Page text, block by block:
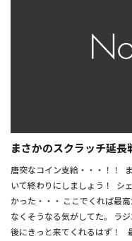
まさかのスクラッチ延長
唐突なコイン支給・・・！！
いて終わりにしましょう！ シ
かった・・・ ここでくれば最
なくそうなる気がしてた。 ラ
後にきっと来てくれるはず！